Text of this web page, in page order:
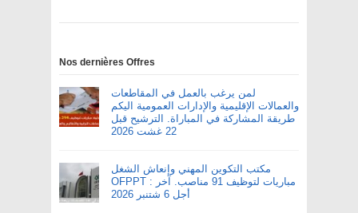
Nos dernières Offres
لمن يرغب بالعمل في المقاطعات
والعمالات الإقليمية والإدارات العمومية اليكم
طريقة المشاركة في المباراة. الترشيح قبل
22 غشت 2026
مكتب التكوين المهني وإنعاش الشغل
OFPPT : مباريات لتوظيف 91 مناصب. آخر
أجل 6 شتنبر 2026